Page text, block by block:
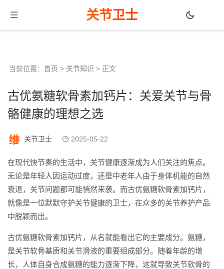
关节卫士
当前位置： 首页 > 关节知识 > 正文
古优氨糖软骨素加钙片：关爱关节与骨
骼健康的理想之选
关节卫士 2025-05-22
在现代快节奏的生活中，关节健康逐渐成为人们关注的焦点。
无论是年轻人因运动过度，还是中老年人由于身体机能的自然
衰退，关节问题都可能悄然来袭。而古优氨糖软骨素加钙片，
就像是一位默默守护关节健康的卫士，在众多的关节养护产品
中脱颖而出。
古优氨糖软骨素加钙片，从名就能看出它的主要成分。氨糖，
是关节软骨基质和关节滑液的重要组成部分。随着年龄的增
长，人体自身合成氨糖的能力逐渐下降，这就导致关节软骨的